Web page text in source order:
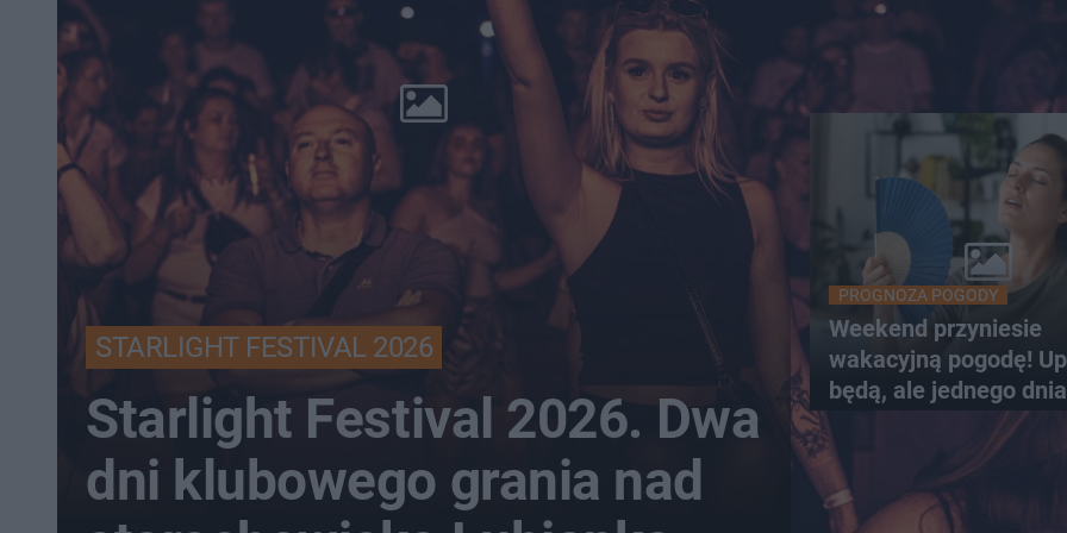
STARLIGHT FESTIVAL 2026
Starlight Festival 2026. Dwa
dni klubowego grania nad
PROGNOZA POGODY
Weekend przyniesie
wakacyjną pogodę!
będą, ale jednego dnia